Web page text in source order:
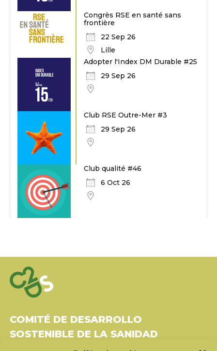
Congrès RSE en santé sans
frontière
22 Sep 26
Lille
Adopter l'Index DM Durable #25
29 Sep 26
Club RSE Outre-Mer #3
29 Sep 26
Club qualité #46
6 Oct 26
COMITÉ DE DESARROLLO
SOSTENIBLE DE LA SANIDAD